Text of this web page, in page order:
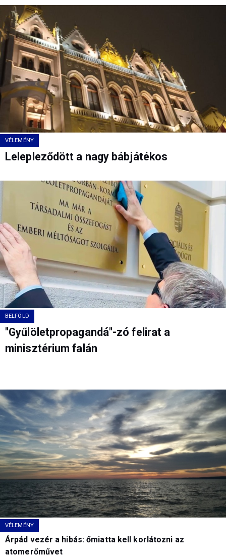
VÉLEMÉNY
Lelepleződött a nagy bábjátékos
BELFÖLD
"Gyűlöletpropagandá"-zó felirat a
minisztérium falán
VÉLEMÉNY
Árpád vezér a hibás: őmiatta kell korlátozni az
atomerőművet